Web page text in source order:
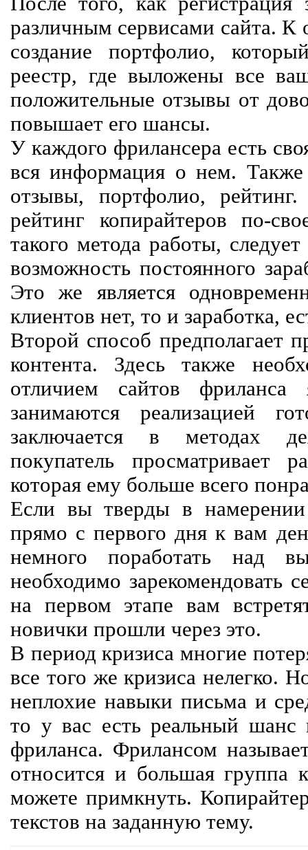
различным сервисами сайта. К
создание портфолио,
реестр, где выложены все
положительные отзывы от
повышает его шансы.
У каждого фрилансера есть
вся информация о нем. Также
отзывы, портфолио,
рейтинг копирайтеров по-
такого метода работы,
возможность постоянного
Это же является
клиентов нет, то и заработка,
Второй способ предполагает
контента. Здесь также
отличием сайтов
занимаются реализацией
заключается в методах
покупатель просматривает
которая ему больше всего
Если вы тверды в
прямо с первого дня к вам
немного поработать над
необходимо зарекомендовать
на первом этапе вам
новички прошли через это.
В период кризиса многие
все того же кризиса нелегко.
неплохие навыки письма и
то у вас есть реальный шанс
фриланса. Фрилансом
относится и большая группа
можете примкнуть.
текстов на заданную тему.